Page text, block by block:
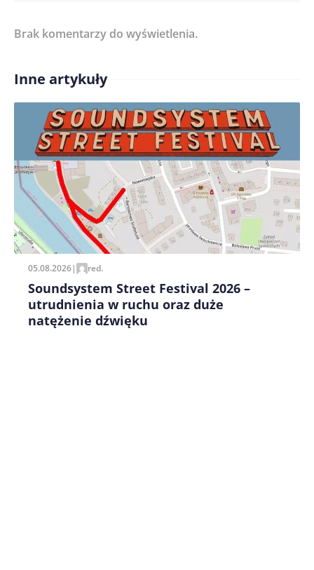
Treść komentarza*
Imię/ Nick*
Zapamiętaj moje dane w tej przeglądarce podczas
pisania kolejnych komentarzy.
Brak komentarzy do wyświetlenia.
Inne artykuły
05.08.2026| red.
Soundsystem Street Festival 2026 –
utrudnienia w ruchu oraz duże
natężenie dźwięku